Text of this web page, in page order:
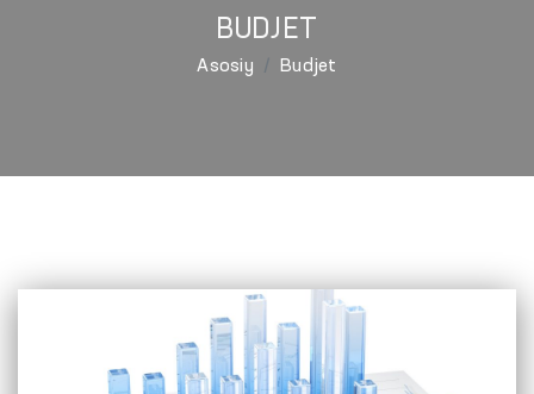
BUDJET
Asosiy Budjet